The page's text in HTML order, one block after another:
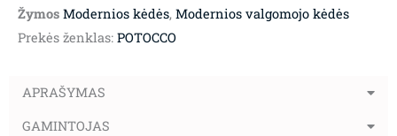
Žymos Modernios kėdės, Modernios valgomojo kėdės
Prekės ženklas: POTOCCO
APRAŠYMAS
GAMINTOJAS